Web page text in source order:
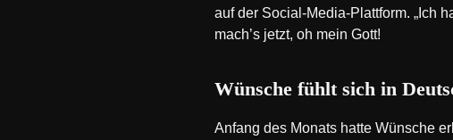
auf der Social-Media-Plattform. „Ich
mach’s jetzt, oh mein Gott!
Wünsche fühlt sich in
Anfang des Monats hatte Wünsche